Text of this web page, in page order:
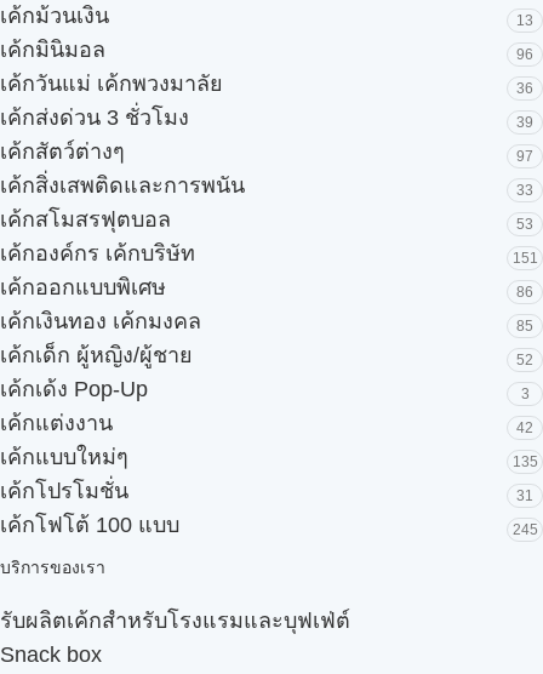
เค้กม้วนเงิน 13
เค้กมินิมอล 96
เค้กวันแม่ เค้กพวงมาลัย 36
เค้กส่งด่วน 3 ชั่วโมง 39
เค้กสัตว์ต่างๆ 97
เค้กสิ่งเสพติดและการพนัน 33
เค้กสโมสรฟุตบอล 53
เค้กองค์กร เค้กบริษัท 151
เค้กออกแบบพิเศษ 86
เค้กเงินทอง เค้กมงคล 85
เค้กเด็ก ผู้หญิง/ผู้ชาย 52
เค้กเด้ง Pop-Up 3
เค้กแต่งงาน 42
เค้กแบบใหม่ๆ 135
เค้กโปรโมชั่น 31
เค้กโฟโต้ 100 แบบ 245
บริการของเรา
รับผลิตเค้กสำหรับโรงแรมและบุฟเฟ่ต์
Snack box